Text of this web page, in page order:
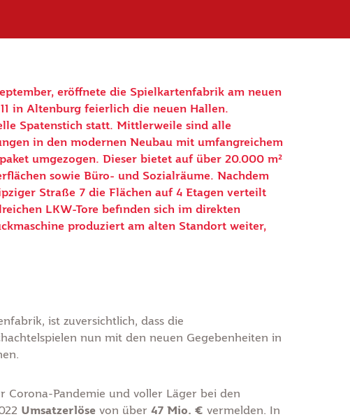
eröffnete die Spielkartenfabrik am neuen
in Altenburg feierlich die neuen Hallen.
Spatenstich statt. Mittlerweile sind alle
in den modernen Neubau mit umfangreichem
umgezogen. Dieser bietet auf über 20.000 m²
sowie Büro- und Sozialräume. Nachdem
Straße 7 die Flächen auf 4 Etagen verteilt
LKW-Tore befinden sich im direkten
produziert am alten Standort weiter,
ist zuversichtlich, dass die
nun mit den neuen Gegebenheiten in
Corona-Pandemie und voller Läger bei den
Umsatzerlöse von über 47 Mio. € vermelden. In